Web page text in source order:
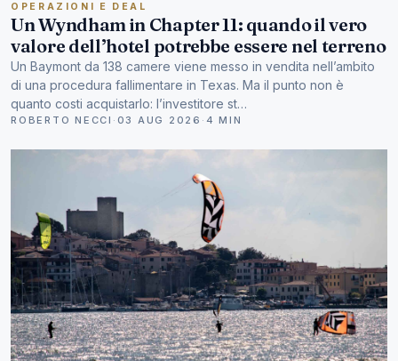
OPERAZIONI E DEAL
Un Wyndham in Chapter 11: quando il vero
valore dell’hotel potrebbe essere nel terreno
Un Baymont da 138 camere viene messo in vendita nell’ambito
di una procedura fallimentare in Texas. Ma il punto non è
quanto costi acquistarlo: l’investitore st…
ROBERTO NECCI · 03 AUG 2026 · 4 MIN